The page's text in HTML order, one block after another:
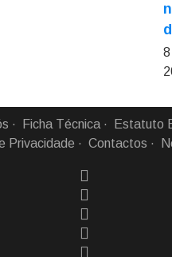
Ficha Técnica
Estatuto
Privacidade
Contactos